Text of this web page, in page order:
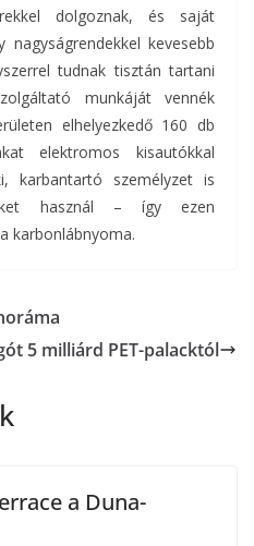
dolgoznak, és saját
kevesebb
tudnak tisztán tartani
munkáját vennék
elhelyezkedő 160 db
elektromos kisautókkal
karbantartó személyzet is
használ – így ezen
karbonlábnyoma.
5 milliárd PET-palacktól
a Duna-